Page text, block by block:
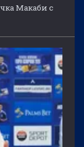
Макаби с